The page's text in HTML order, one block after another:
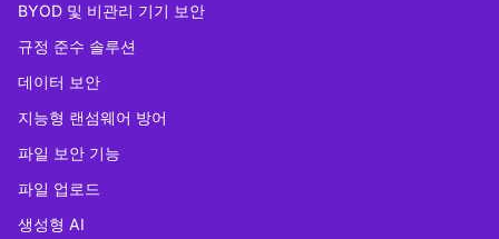
BYOD 및 비관리 기기 보안
규정 준수 솔루션
데이터 보안
지능형 랜섬웨어 방어
파일 보안 기능
파일 업로드
생성형 AI